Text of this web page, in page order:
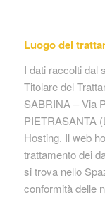
Luogo del
I dati raccolti dal
Titolare del
SABRINA – Via
PIETRASANTA
Hosting. Il web
trattamento dei
si trova nello
conformità delle